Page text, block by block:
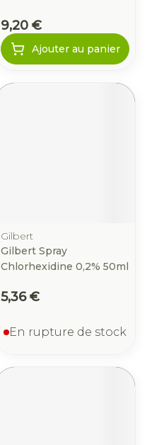
9,20 €
Ajouter au panier
Gilbert
Gilbert Spray
Chlorhexidine 0,2% 50ml
5,36 €
En rupture de stock